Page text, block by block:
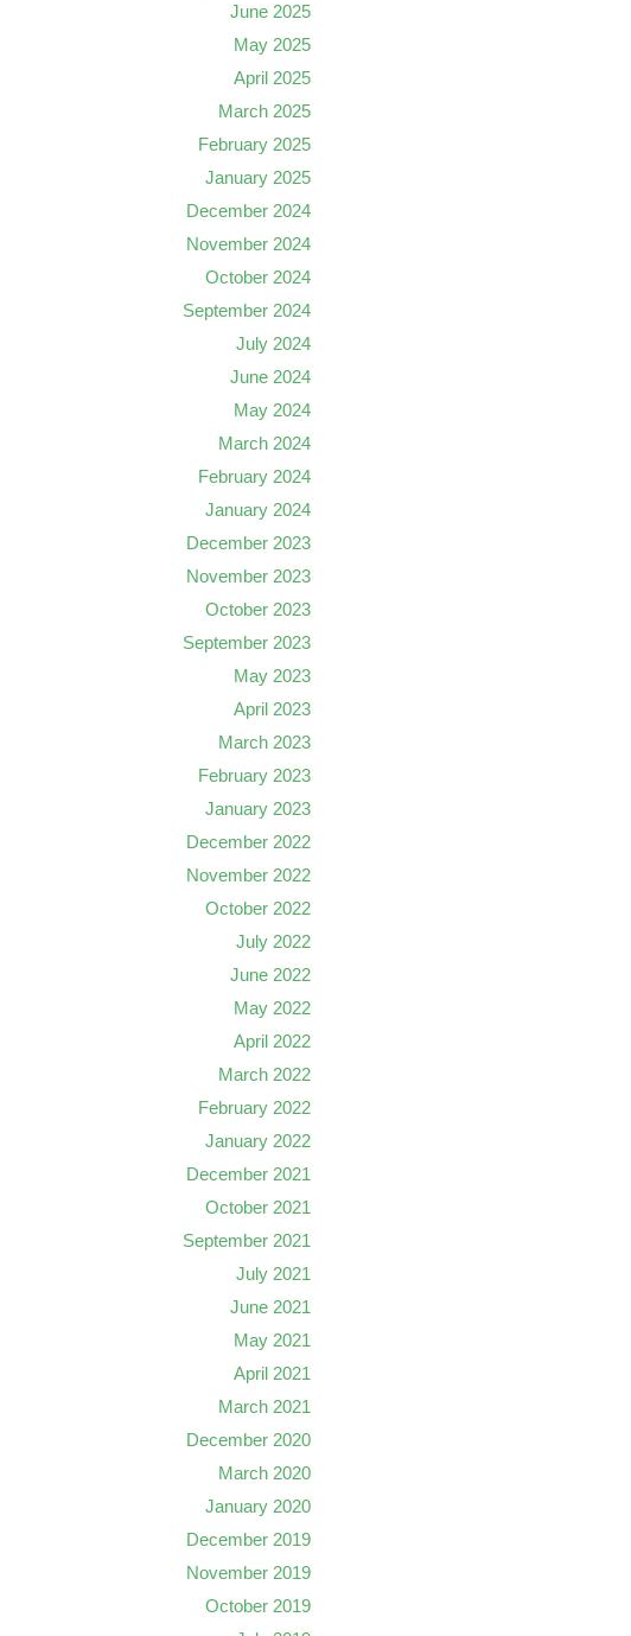
June 2025
May 2025
April 2025
March 2025
February 2025
January 2025
December 2024
November 2024
October 2024
September 2024
July 2024
June 2024
May 2024
March 2024
February 2024
January 2024
December 2023
November 2023
October 2023
September 2023
May 2023
April 2023
March 2023
February 2023
January 2023
December 2022
November 2022
October 2022
July 2022
June 2022
May 2022
April 2022
March 2022
February 2022
January 2022
December 2021
October 2021
September 2021
July 2021
June 2021
May 2021
April 2021
March 2021
December 2020
March 2020
January 2020
December 2019
November 2019
October 2019